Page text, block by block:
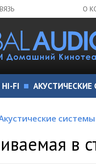
О
FI
системы
в